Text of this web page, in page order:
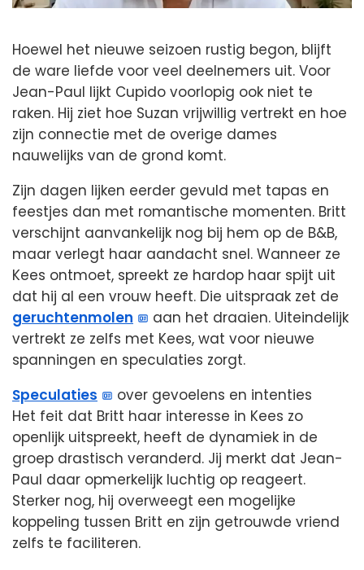
Hoewel het nieuwe seizoen rustig begon, blijft
de ware liefde voor veel deelnemers uit. Voor
Jean-Paul lijkt Cupido voorlopig ook niet te
raken. Hij ziet hoe Suzan vrijwillig vertrekt en hoe
zijn connectie met de overige dames
nauwelijks van de grond komt.
Zijn dagen lijken eerder gevuld met tapas en
feestjes dan met romantische momenten. Britt
verschijnt aanvankelijk nog bij hem op de B&B,
maar verlegt haar aandacht snel. Wanneer ze
Kees ontmoet, spreekt ze hardop haar spijt uit
dat hij al een vrouw heeft. Die uitspraak zet de
geruchtenmolen
aan het draaien. Uiteindelijk
vertrekt ze zelfs met Kees, wat voor nieuwe
spanningen en speculaties zorgt.
Speculaties
over gevoelens en intenties
Het feit dat Britt haar interesse in Kees zo
openlijk uitspreekt, heeft de dynamiek in de
groep drastisch veranderd. Jij merkt dat Jean-
Paul daar opmerkelijk luchtig op reageert.
Sterker nog, hij overweegt een mogelijke
koppeling tussen Britt en zijn getrouwde vriend
zelfs te faciliteren.